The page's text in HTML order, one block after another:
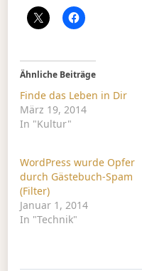
Ähnliche Beiträge
Finde das Leben in Dir
März 19, 2014
In "Kultur"
WordPress wurde Opfer
durch Gästebuch-Spam
(Filter)
Januar 1, 2014
In "Technik"